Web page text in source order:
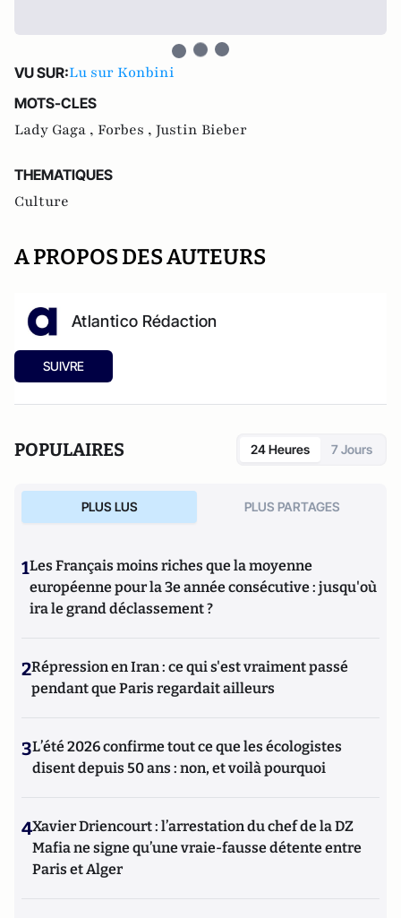
VU SUR:Lu sur Konbini
MOTS-CLES
Lady Gaga , Forbes , Justin Bieber
THEMATIQUES
Culture
A PROPOS DES AUTEURS
Atlantico Rédaction
SUIVRE
POPULAIRES 24 Heures 7 Jours
PLUS LUS PLUS PARTAGES
1Les Français moins riches que la moyenne
européenne pour la 3e année consécutive : jusqu'où
ira le grand déclassement ?
2Répression en Iran : ce qui s'est vraiment passé
pendant que Paris regardait ailleurs
3L’été 2026 confirme tout ce que les écologistes
disent depuis 50 ans : non, et voilà pourquoi
4Xavier Driencourt : l’arrestation du chef de la DZ
Mafia ne signe qu’une vraie-fausse détente entre
Paris et Alger